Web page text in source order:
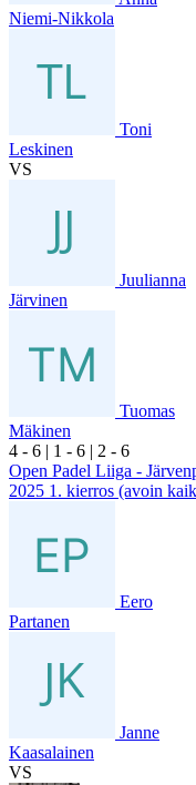
Niemi-Nikkola
Toni
Leskinen
VS
Juulianna
Järvinen
Tuomas
Mäkinen
4 - 6 | 1 - 6 | 2 - 6
Open Padel Liiga -
2025 1. kierros (avoin
Eero
Partanen
Janne
Kaasalainen
VS